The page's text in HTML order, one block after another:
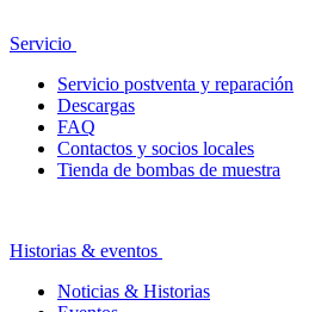
Servicio
Servicio postventa y reparación
Descargas
FAQ
Contactos y socios locales
Tienda de bombas de muestra
Historias & eventos
Noticias & Historias